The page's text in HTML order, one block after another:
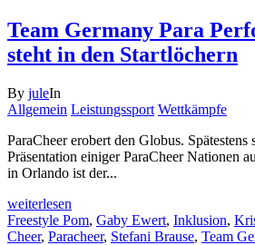
Team Germany Para
steht in den Startlöchern
By juleIn
Allgemein Leistungssport Wettkämpfe
ParaCheer erobert den Globus. Spätestens
Präsentation einiger ParaCheer Nationen
in Orlando ist der...
weiterlesen
Freestyle Pom, Gaby Ewert, Inklusion,
Cheer, Paracheer, Stefani Brause, Team